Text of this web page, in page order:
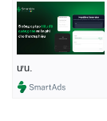
Kinh tế
Bất động sản
Khởi nghiệp
ưu.